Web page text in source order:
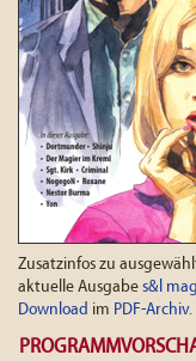
Zusatzinfos zu
aktuelle Ausgabe s&l
Download im PDF-Archiv.